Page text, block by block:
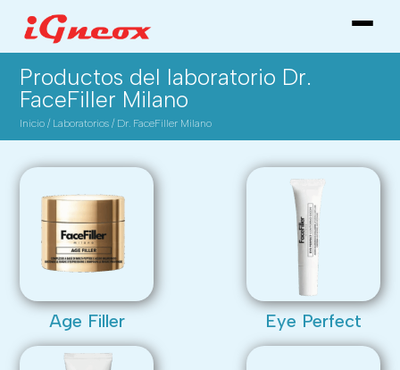
Productos del laboratorio Dr.
FaceFiller Milano
Inicio / Laboratorios / Dr. FaceFiller Milano
Age Filler Eye Perfect